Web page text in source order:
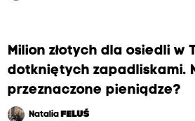
Milion złotych dla osiedli w
dotkniętych zapadliskami.
przeznaczone pieniądze?
Natalia FELUŚ